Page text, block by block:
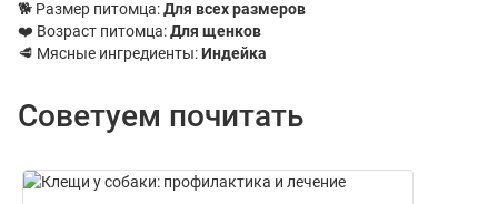
🐕 Размер питомца:Для всех размеров
❤️ Возраст питомца:Для щенков
🥩 Мясные ингредиенты:Индейка
Советуем почитать